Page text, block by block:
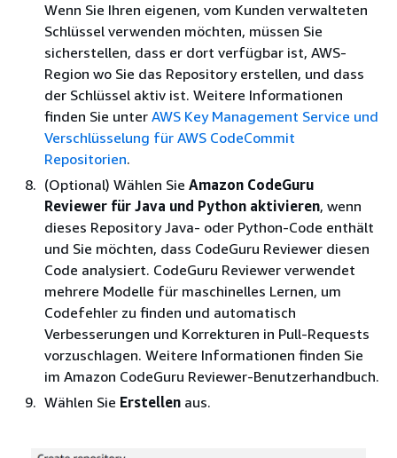
Wenn Sie Ihren eigenen, vom Kunden verwalteten
Schlüssel verwenden möchten, müssen Sie
sicherstellen, dass er dort verfügbar ist, AWS-
Region wo Sie das Repository erstellen, und dass
der Schlüssel aktiv ist. Weitere Informationen
finden Sie unter AWS Key Management Service und
Verschlüsselung für AWS CodeCommit
Repositorien.
(Optional) Wählen Sie Amazon CodeGuru
Reviewer für Java und Python aktivieren, wenn
dieses Repository Java- oder Python-Code enthält
und Sie möchten, dass CodeGuru Reviewer diesen
Code analysiert. CodeGuru Reviewer verwendet
mehrere Modelle für maschinelles Lernen, um
Codefehler zu finden und automatisch
Verbesserungen und Korrekturen in Pull-Requests
vorzuschlagen. Weitere Informationen finden Sie
im Amazon CodeGuru Reviewer-Benutzerhandbuch.
Wählen Sie Erstellen aus.